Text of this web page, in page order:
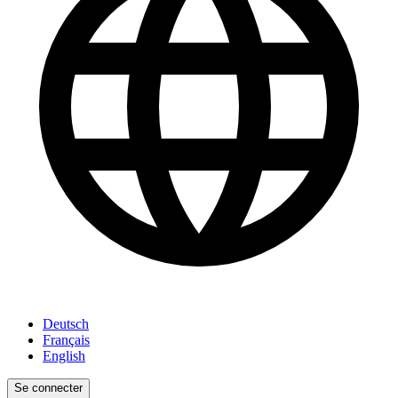
Deutsch
Français
English
Se connecter